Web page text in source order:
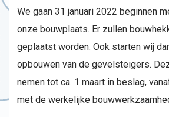
We gaan 31 januari 2022 beginnen
onze bouwplaats. Er zullen
geplaatst worden. Ook starten wij
opbouwen van de gevelsteigers.
nemen tot ca. 1 maart in beslag,
met de werkelijke